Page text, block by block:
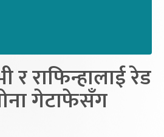
र राफिन्हालाई रेड
गेटाफेसँग